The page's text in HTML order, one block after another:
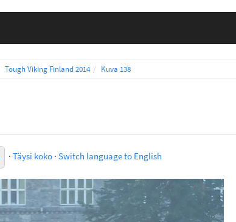
Tough Viking Finland 2014 Kuva 138
· Täysi koko · Switch language to English